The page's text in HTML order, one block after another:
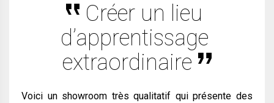
Créer un lieu
d’apprentissage
extraordinaire
Voici un showroom très qualitatif qui présente des